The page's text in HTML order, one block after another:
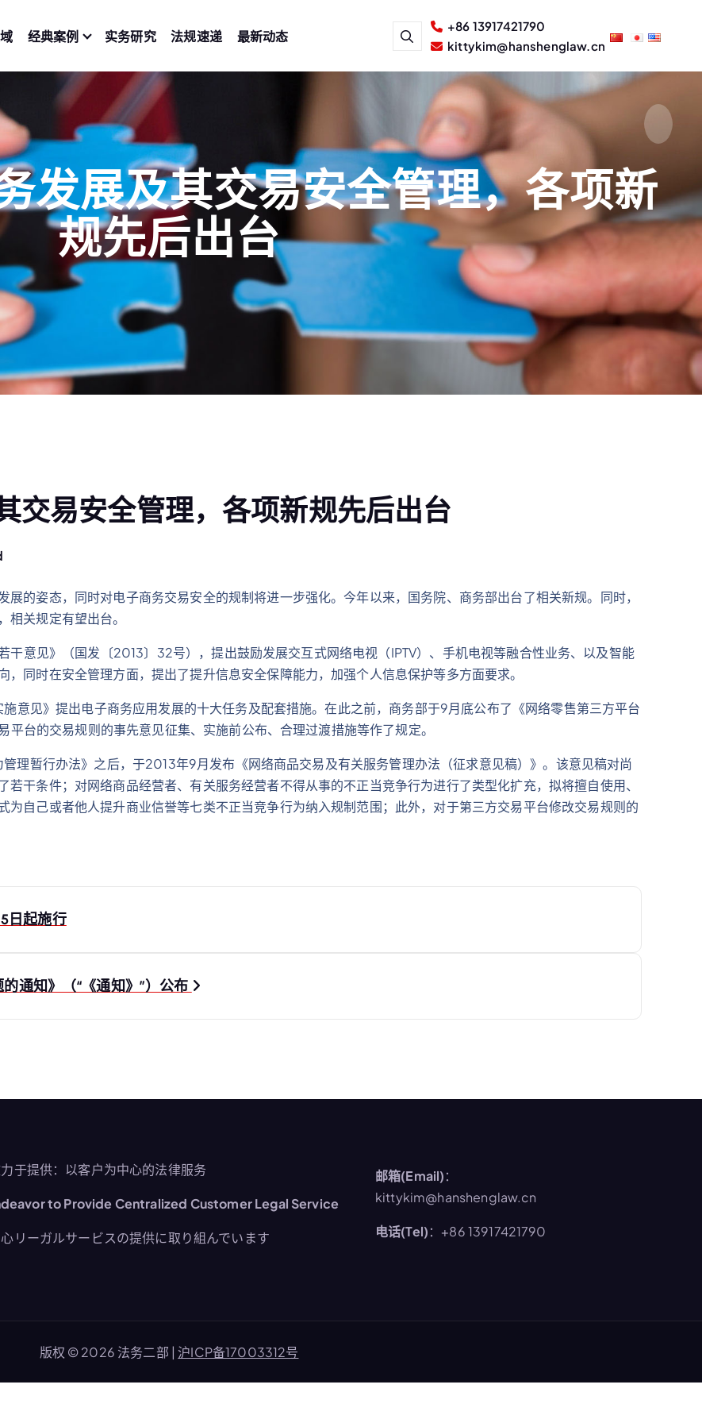
经典案例 实务研究 法规速递 最新动态
+86 13917421790
kittykim@hanshenglaw.cn
发展及其交易安全管理，各项新
规先后出台
交易安全管理，各项新规先后出台
的姿态，同时对电子商务交易安全的规制将进一步强化。今年以来，国务院、商务部出台了相关新规。同时，
关规定有望出台。
意见》（国发〔2013〕32号），提出鼓励发展交互式网络电视（IPTV）、手机电视等融合性业务、以及智能
同时在安全管理方面，提出了提升信息安全保障能力，加强个人信息保护等多方面要求。
意见》提出电子商务应用发展的十大任务及配套措施。在此之前，商务部于9月底公布了《网络零售第三方平台
台的交易规则的事先意见征集、实施前公布、合理过渡措施等作了规定。
理暂行办法》之后，于2013年9月发布《网络商品交易及有关服务管理办法（征求意见稿）》。该意见稿对尚
干条件；对网络商品经营者、有关服务经营者不得从事的不正当竞争行为进行了类型化扩充，拟将擅自使用、
自己或者他人提升商业信誉等七类不正当竞争行为纳入规制范围；此外，对于第三方交易平台修改交易规则的
日起施行
通知》（“《通知》”）公布
于提供：以客户为中心的法律服务
to Provide Centralized Customer Legal Service
リーガルサービスの提供に取り組んでいます
邮箱(Email)：
kittykim@hanshenglaw.cn
电话(Tel)：+86 13917421790
版权 © 2026 法务二部 |沪ICP备17003312号